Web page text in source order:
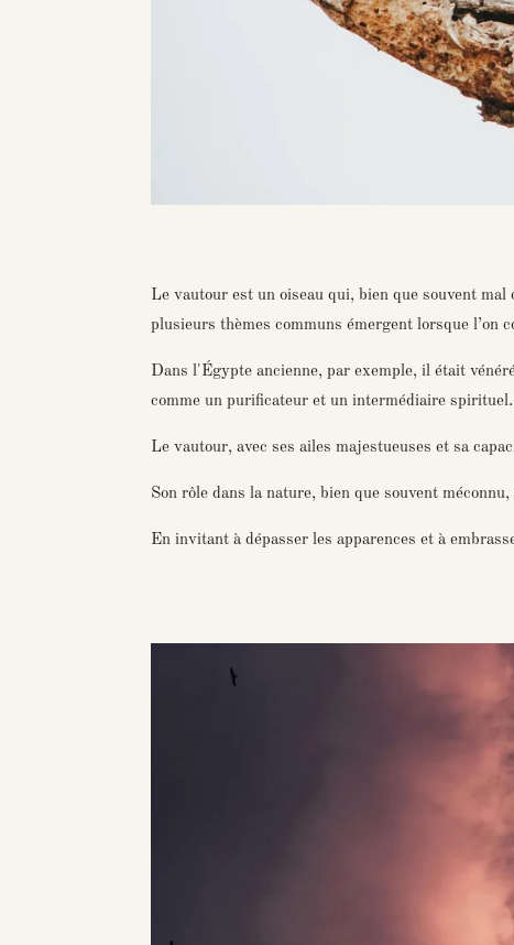
Le vautour est un oiseau qui, bien que souvent
plusieurs thèmes communs émergent lorsque l’on
Dans l'Égypte ancienne, par exemple, il était
comme un purificateur et un intermédiaire spirituel.
Le vautour, avec ses ailes majestueuses et sa
Son rôle dans la nature, bien que souvent
En invitant à dépasser les apparences et à